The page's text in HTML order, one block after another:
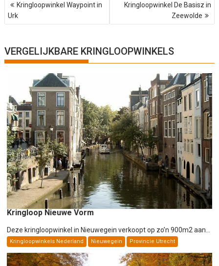
e
r
h
t
g
a
t
i
e
Kringloopwinkel Waypoint in
Urk
Kringloopwinkel De Basisz in
Zeewolde
VERGELIJKBARE KRINGLOOPWINKELS
Kringloop Nieuwe Vorm
Deze kringloopwinkel in Nieuwegein verkoopt op zo’n 900m2 aan...
Kringloopwinkels Nederland Nieuwegein Provincie Utrecht